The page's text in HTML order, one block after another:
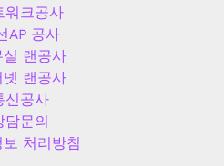
워크공사
AP 공사
실 랜공사
넷 랜공사
신공사
담문의
보 처리방침